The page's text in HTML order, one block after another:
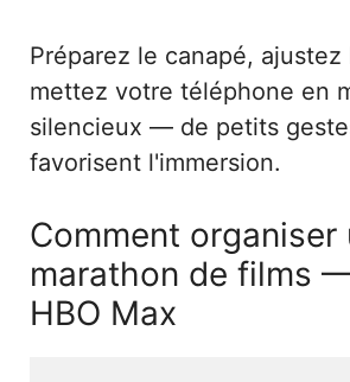
Préparez le canapé,
mettez votre téléphone en
silencieux — de petits
favorisent l'immersion.
Comment organiser
marathon de films
HBO Max